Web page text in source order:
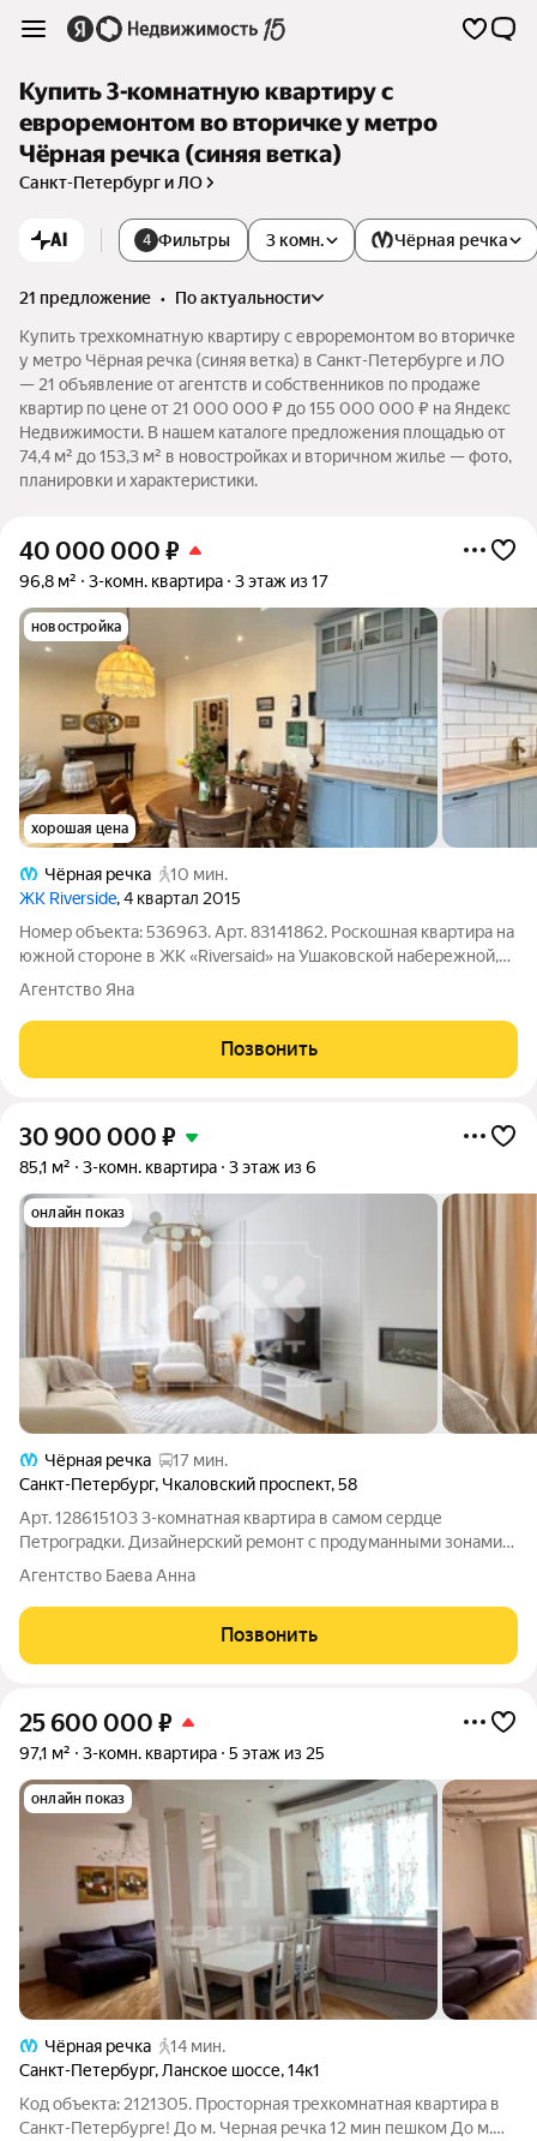
Купить 3-комнатную квартиру с
евроремонтом во вторичке у метро
Чёрная речка (синяя ветка)
Санкт-Петербург и ЛО
AI 4 Фильтры 3 комн. Чёрная речка
21 предложение •
по актуальности
Купить трехкомнатную квартиру с евроремонтом во вторичке
у метро Чёрная речка (синяя ветка) в Санкт-Петербурге и ЛО
— 21 объявление от агентств и собственников по продаже
квартир по цене от 21 000 000 ₽ до 155 000 000 ₽ на Яндекс
Недвижимости. В нашем каталоге предложения площадью от
74,4 м² до 153,3 м² в новостройках и вторичном жилье — фото,
планировки и характеристики.
40 000 000 ₽
96,8 м² 3-комн. квартира 3 этаж из 17
новостройка
хорошая цена
Чёрная речка
10 мин.
ЖК Riverside, 4 квартал 2015
Номер объекта: 536963. Арт. 83141862. Роскошная квартира на
южной стороне в ЖК «Riversaid» на Ушаковской набережной,
корпус Омега идеальное пространство для тех, кто ценит
количеством света благодаря
Агентство Яна
Позвонить
30 900 000 ₽
85,1 м² 3-комн. квартира 3 этаж из 6
онлайн показ
Чёрная речка
17 мин.
Санкт-Петербург, Чкаловский проспект,58
Арт. 128615103 3-комнатная квартира в самом сердце
Петроградки. Дизайнерский ремонт с продуманными зонами
хранения. Потолки 3,01 метра комнаты: 12,09 / 21,81 / 9,82 м,
окружении парки, музеи,
Агентство Баева Анна
Позвонить
25 600 000 ₽
97,1 м² 3-комн. квартира 5 этаж из 25
онлайн показ
Чёрная речка
14 мин.
Санкт-Петербург, Ланское шоссе,14к1
Код объекта: 2121305. Просторная трехкомнатная квартира в
Санкт-Петербурге! До м. Черная речка 12 мин пешком До м.